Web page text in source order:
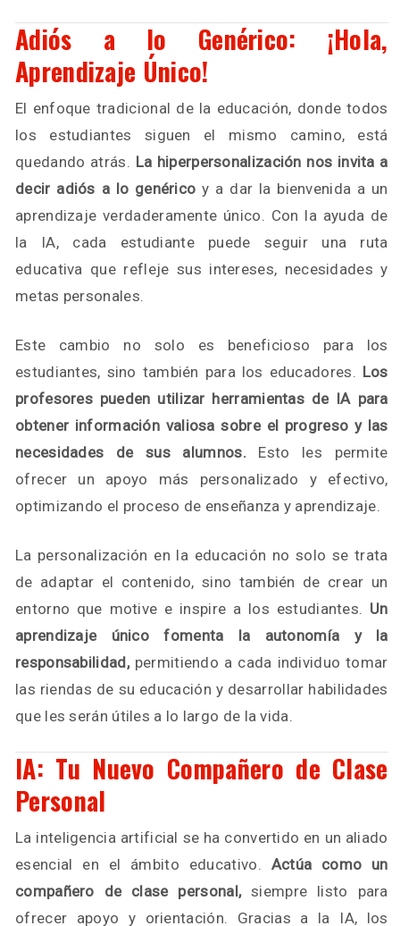
Adiós a lo Genérico: ¡Hola,
Aprendizaje Único!
El enfoque tradicional de la educación, donde todos
los estudiantes siguen el mismo camino, está
quedando atrás. La hiperpersonalización nos invita a
decir adiós a lo genérico y a dar la bienvenida a un
aprendizaje verdaderamente único. Con la ayuda de
la IA, cada estudiante puede seguir una ruta
educativa que refleje sus intereses, necesidades y
metas personales.
Este cambio no solo es beneficioso para los
estudiantes, sino también para los educadores. Los
profesores pueden utilizar herramientas de IA para
obtener información valiosa sobre el progreso y las
necesidades de sus alumnos. Esto les permite
ofrecer un apoyo más personalizado y efectivo,
optimizando el proceso de enseñanza y aprendizaje.
La personalización en la educación no solo se trata
de adaptar el contenido, sino también de crear un
entorno que motive e inspire a los estudiantes. Un
aprendizaje único fomenta la autonomía y la
responsabilidad,permitiendo a cada individuo tomar
las riendas de su educación y desarrollar habilidades
que les serán útiles a lo largo de la vida.
IA: Tu Nuevo Compañero de Clase
Personal
La inteligencia artificial se ha convertido en un aliado
esencial en el ámbito educativo. Actúa como un
compañero de clase personal,siempre listo para
ofrecer apoyo y orientación. Gracias a la IA, los